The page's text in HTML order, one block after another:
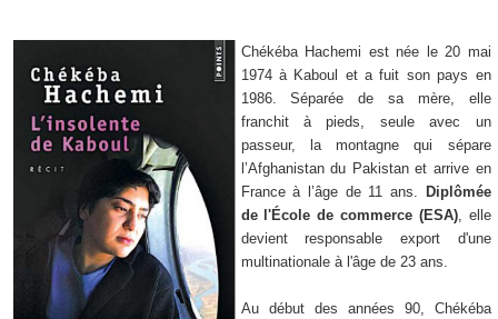
Chékéba Hachemi est née le 20 mai
1974 à Kaboul et a fuit son pays en
1986. Séparée de sa mère, elle
franchit à pieds, seule avec un
passeur, la montagne qui sépare
l’Afghanistan du Pakistan et arrive en
France à l’âge de 11 ans.
Diplômée
de l'École de commerce (ESA), elle
devient responsable export d'une
multinationale à l'âge de 23 ans.
Au début des années 90, Chékéba